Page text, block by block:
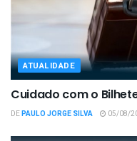
ATUALIDADE
Cuidado com o
DEPAULO JORGE SILVA 05/08/